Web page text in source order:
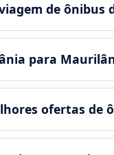
de ônibus
para
ofertas de